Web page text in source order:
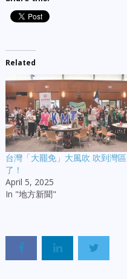
Related
台灣「大罷免」大風吹 吹到灣區
了！
April 5, 2025
In "地方新聞"